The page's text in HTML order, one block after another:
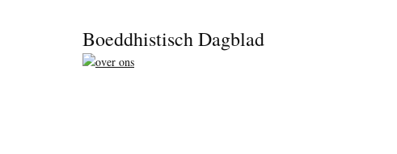
Boeddhistisch Dagblad